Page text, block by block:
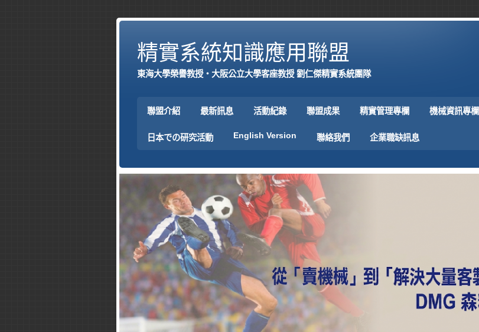
精實系統知識應用聯盟
東海大學榮譽教授‧大阪公立大學客座教授 劉仁傑精實系統團隊
聯盟介紹 最新訊息 活動紀錄 聯盟成果 精實管理專欄 機械資訊專欄
日本での研究活動 English Version 聯絡我們 企業職缺訊息